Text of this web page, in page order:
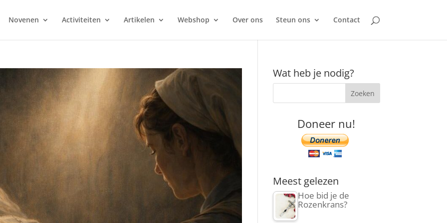
Novenen Activiteiten Artikelen Webshop Over ons Steun ons Contact
Wat heb je nodig?
Doneer nu!
Meest gelezen
Hoe bid je de
Rozenkrans?